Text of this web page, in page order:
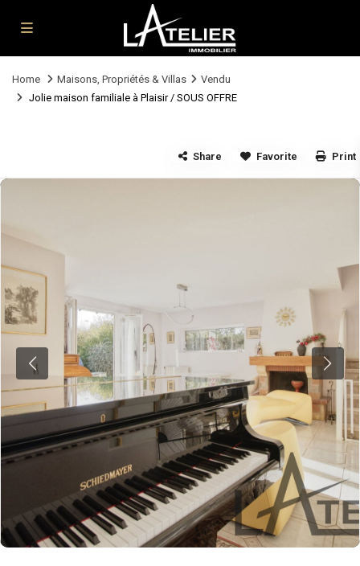
Home Maisons, Propriétés & Villas
Vendu
Jolie maison familiale à Plaisir / SOUS OFFRE
Share Favorite Print